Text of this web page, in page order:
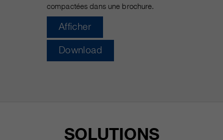
compactées dans une brochure.
Afficher
Download
SOLUTIONS
qui nous aident à améliorer nos
Ces informations sont également
transmises à nos clients /
partenaires.